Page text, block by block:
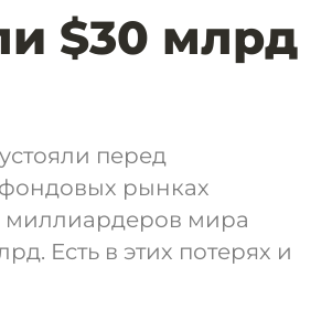
$30 млрд
перед
рынках
миллиардеров мира
Есть в этих потерях и